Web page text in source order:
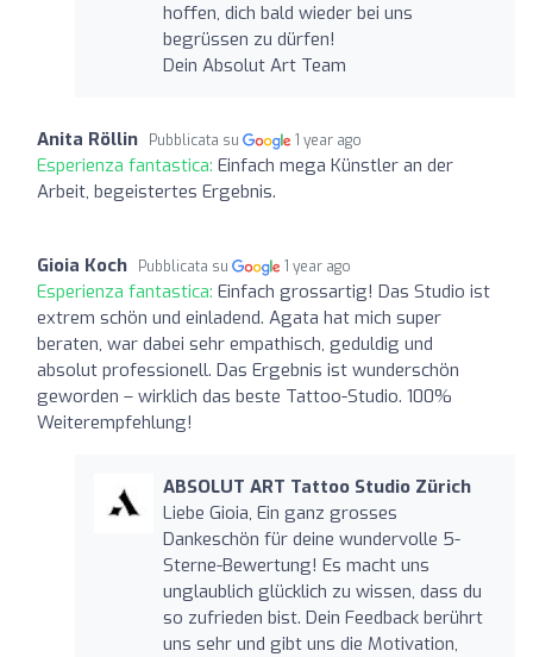
hoffen, dich bald wieder bei uns
begrüssen zu dürfen!
Dein Absolut Art Team
Anita Röllin Pubblicata su 1 year ago
Esperienza fantastica: Einfach mega Künstler an der
Arbeit, begeistertes Ergebnis.
Gioia Koch Pubblicata su 1 year ago
Esperienza fantastica: Einfach grossartig! Das Studio ist
extrem schön und einladend. Agata hat mich super
beraten, war dabei sehr empathisch, geduldig und
absolut professionell. Das Ergebnis ist wunderschön
geworden – wirklich das beste Tattoo-Studio. 100%
Weiterempfehlung!
ABSOLUT ART Tattoo Studio Zürich
Liebe Gioia, Ein ganz grosses
Dankeschön für deine wundervolle 5-
Sterne-Bewertung! Es macht uns
unglaublich glücklich zu wissen, dass du
so zufrieden bist. Dein Feedback berührt
uns sehr und gibt uns die Motivation,